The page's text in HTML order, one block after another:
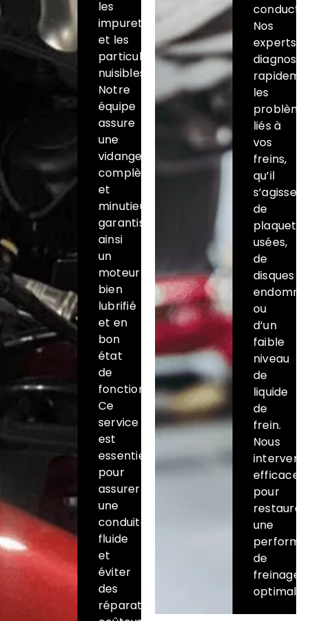
les
impuretés
et les
particules
nuisibles.
Notre
équipe
assure
une
vidange
complète
et
minutieuse,
garantissant
ainsi
un
moteur
bien
lubrifié
et en
bon
état
de
fonctionnement.
Ce
service
est
essentiel
pour
assurer
une
conduite
fluide
et
éviter
des
réparations
Nos
experts
les
liés à
vos
freins,
qu’il
s’agisse
de
usées,
de
disques
ou
d’un
faible
niveau
de
liquide
de
frein.
Nous
pour
restaurer
une
de
freinage
optimale.